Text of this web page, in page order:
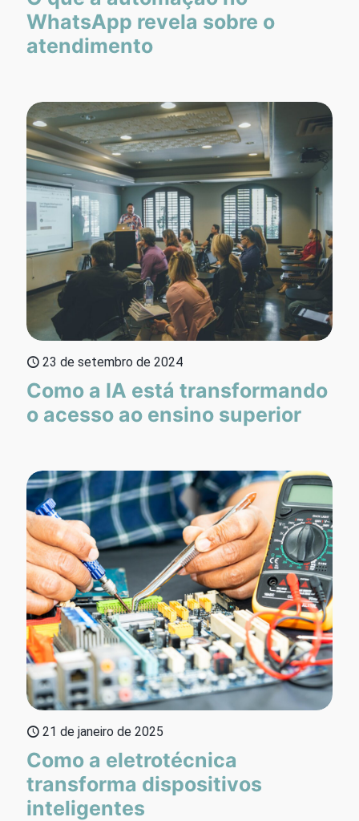
WhatsApp revela sobre o
atendimento
23 de setembro de 2024
Como a IA está transformando
o acesso ao ensino superior
21 de janeiro de 2025
Como a eletrotécnica
transforma dispositivos
inteligentes